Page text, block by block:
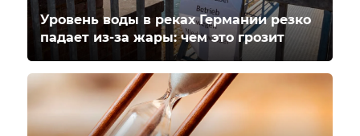
Уровень воды в реках Германии резко
падает из-за жары: чем это грозит